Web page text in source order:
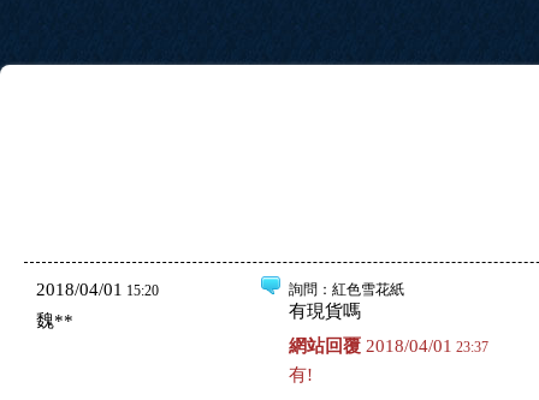
2018/04/01 15:20
魏**
詢問 ：紅色雪花紙
有現貨嗎
網站回覆 2018/04/01 23:37
有!